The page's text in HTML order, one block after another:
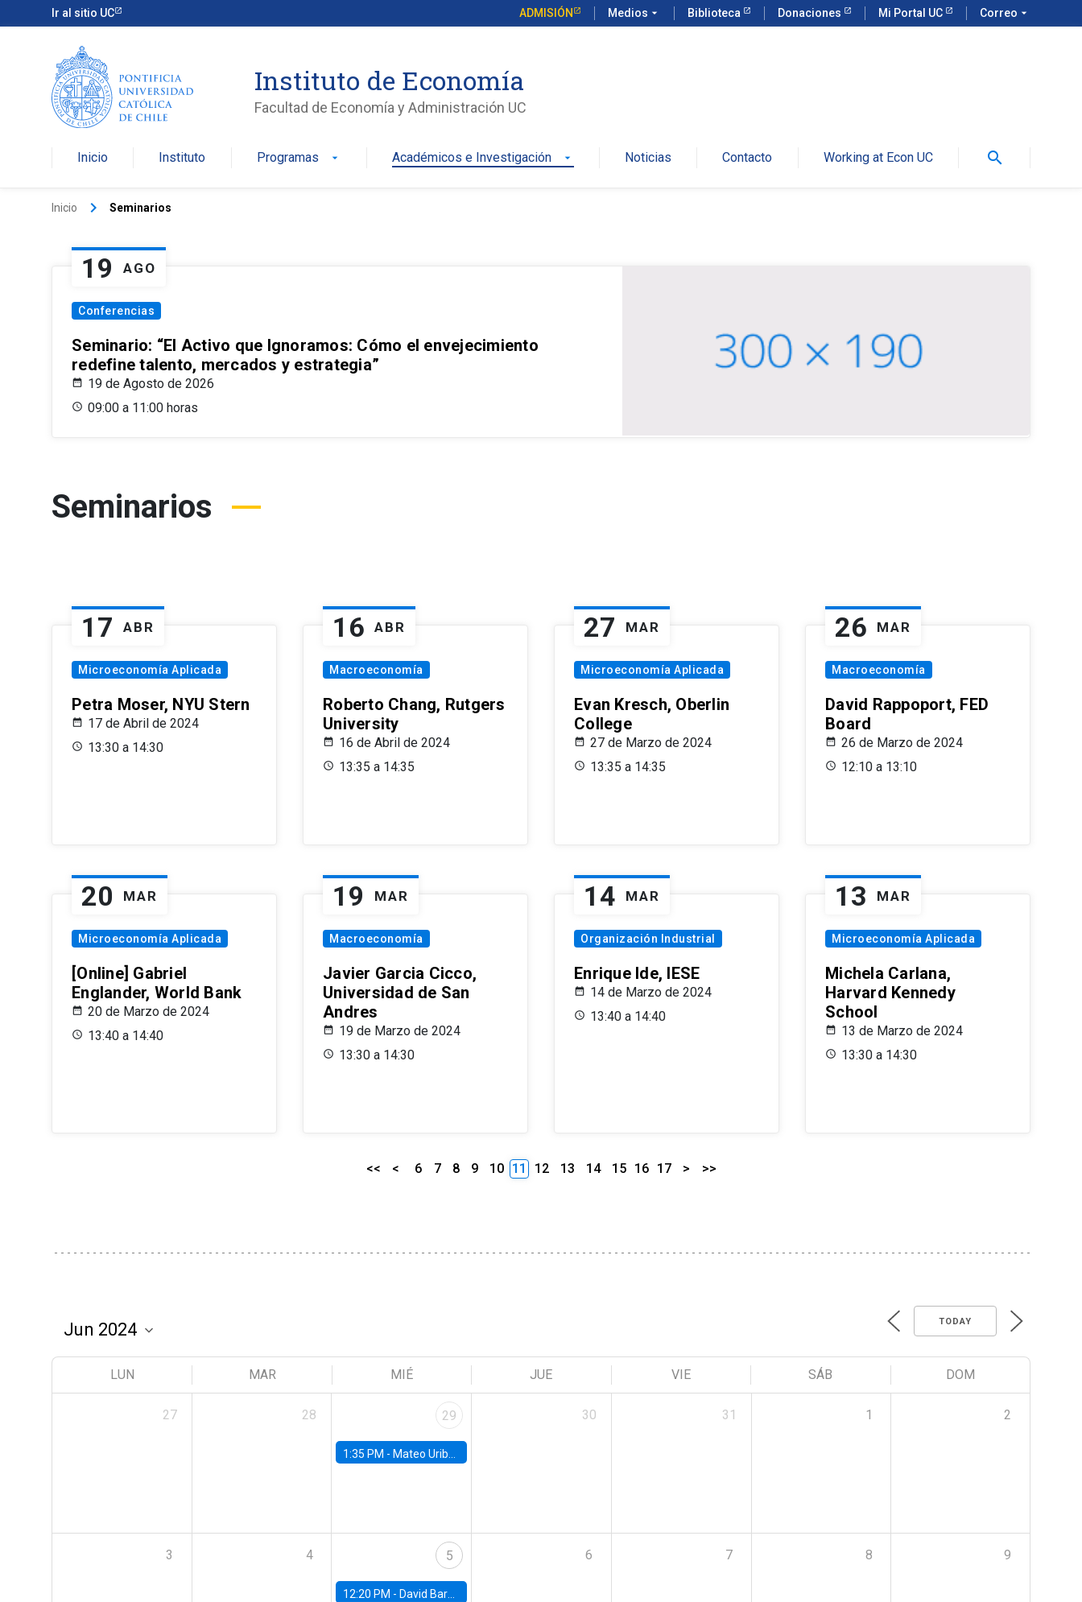
Ir al sitio UC ADMISIÓN Medios arrow_drop_down Biblioteca Donaciones Mi Portal UC Correo arrow_drop_down
Instituto de Economía
Facultad de Economía y Administración UC
Inicio Instituto Programas arrow_drop_down Académicos e Investigación arrow_drop_down Noticias Contacto Working at Econ UC search
Inicio keyboard_arrow_right Seminarios
19 AGO
Conferencias
Seminario: “El Activo que Ignoramos: Cómo el envejecimiento
redefine talento, mercados y estrategia”
19 de Agosto de 2026
09:00 a 11:00 horas
Seminarios
17 ABR
Microeconomía Aplicada
Petra Moser, NYU Stern
17 de Abril de 2024
13:30 a 14:30
16 ABR
Macroeconomía
Roberto Chang, Rutgers
University
16 de Abril de 2024
13:35 a 14:35
27 MAR
Microeconomía Aplicada
Evan Kresch, Oberlin
College
27 de Marzo de 2024
13:35 a 14:35
26 MAR
Macroeconomía
David Rappoport, FED
Board
26 de Marzo de 2024
12:10 a 13:10
20 MAR
Microeconomía Aplicada
[Online] Gabriel
Englander, World Bank
20 de Marzo de 2024
13:40 a 14:40
19 MAR
Macroeconomía
Javier Garcia Cicco,
Universidad de San
Andres
19 de Marzo de 2024
13:30 a 14:30
14 MAR
Organización Industrial
Enrique Ide, IESE
14 de Marzo de 2024
13:40 a 14:40
13 MAR
Microeconomía Aplicada
Michela Carlana,
Harvard Kennedy
School
13 de Marzo de 2024
13:30 a 14:30
<< < 6 7 8 9 10 11 12 13 14 15 16 17 > >>
TODAY
LUN MAR MIÉ JUE VIE SÁB DOM
27 28 29
1:35 PM - Mateo Uribe-Castro, Universidad de los Andes (Colombia)
30 31 1 2
3 4 5
12:20 PM - David Bardey, Universidad de los Andes - CEDE
6 7 8 9